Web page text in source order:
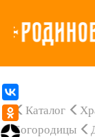
Каталог
Богородицы